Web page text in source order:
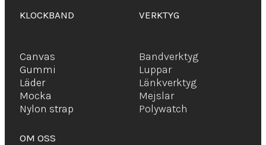
KLOCKBAND
Canvas
Gummi
Läder
Mocka
Nylon strap
VERKTYG
Bandverktyg
Luppar
Länkverktyg
Mejslar
Polywatch
OM OSS